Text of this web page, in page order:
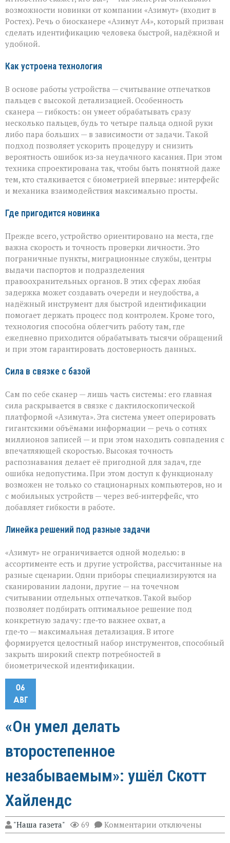
секунды»:
новый
биосканер
от
«Азимута»
возможности новинки от компании «Азимут» (входит в
Ростех). Речь о биосканере «Азимут А4», который призван
сделать идентификацию человека быстрой, надёжной и
удобной.
Как устроена технология
В основе работы устройства — считывание отпечатков
пальцев с высокой детализацией. Особенность
сканера — гибкость: он умеет обрабатывать сразу
несколько пальцев, будь то четыре пальца одной руки
либо пара больших — в зависимости от задачи. Такой
подход позволяет ускорить процедуру и снизить
вероятность ошибок из‑за неудачного касания. При этом
техника спроектирована так, чтобы быть понятной даже
тем, кто сталкивается с биометрией впервые: интерфейс
и механика взаимодействия максимально просты.
Где пригодится новинка
Прежде всего, устройство ориентировано на места, где
важна скорость и точность проверки личности. Это
пограничные пункты, миграционные службы, центры
выдачи паспортов и подразделения
правоохранительных органов. В этих сферах любая
задержка может создавать очереди и неудобства, а
надёжный инструмент для быстрой идентификации
помогает держать процесс под контролем. Кроме того,
технология способна облегчить работу там, где
ежедневно приходится обрабатывать тысячи обращений
и при этом гарантировать достоверность данных.
Сила в связке с базой
Сам по себе сканер — лишь часть системы: его главная
сила раскрывается в связке с дактилоскопической
платформой «Азимута». Эта система умеет оперировать
гигантскими объёмами информации — речь о сотнях
миллионов записей — и при этом находить совпадения с
впечатляющей скоростью. Высокая точность
распознавания делает её пригодной для задач, где
ошибка недопустима. При этом доступ к функционалу
возможен не только со стационарных компьютеров, но и
с мобильных устройств — через веб‑интерфейс, что
добавляет гибкости в работе.
Линейка решений под разные задачи
«Азимут» не ограничивается одной моделью: в
ассортименте есть и другие устройства, рассчитанные на
разные сценарии. Одни приборы специализируются на
сканировании ладони, другие — на точечном
считывании отдельных отпечатков. Такой выбор
позволяет подбирать оптимальное решение под
конкретную задачу: где‑то важнее охват, а
где‑то — максимальная детализация. В итоге
формируется целостный набор инструментов, способный
закрыть широкий спектр потребностей в
биометрической идентификации.
06
АВГ
«Он умел делать
второстепенное
незабываемым»: ушёл Скотт
Хайлендс
"Наша газета" 69 Комментарии к
записи
отключены